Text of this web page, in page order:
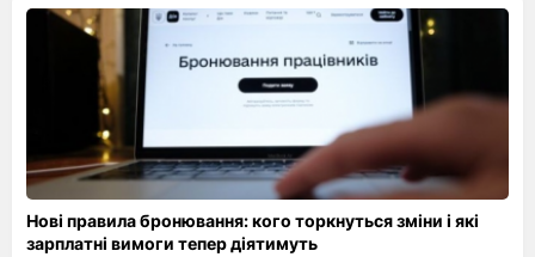
Нові правила бронювання: кого торкнуться зміни і які
зарплатні вимоги тепер діятимуть